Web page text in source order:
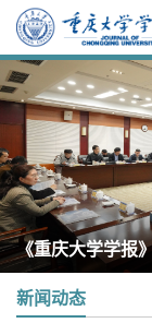
《重庆大学学报
新闻动态